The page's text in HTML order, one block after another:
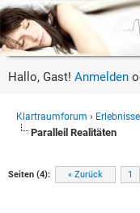
Hallo, Gast! Anmelden
Klartraumforum › Erlebnisse
Paralleil Realitäten
Seiten (4): « Zurück 1